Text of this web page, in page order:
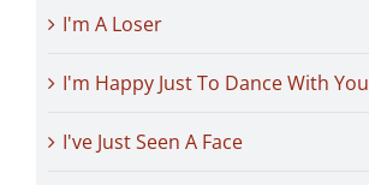
I'm A Loser
I'm Happy Just To Dance With You
I've Just Seen A Face